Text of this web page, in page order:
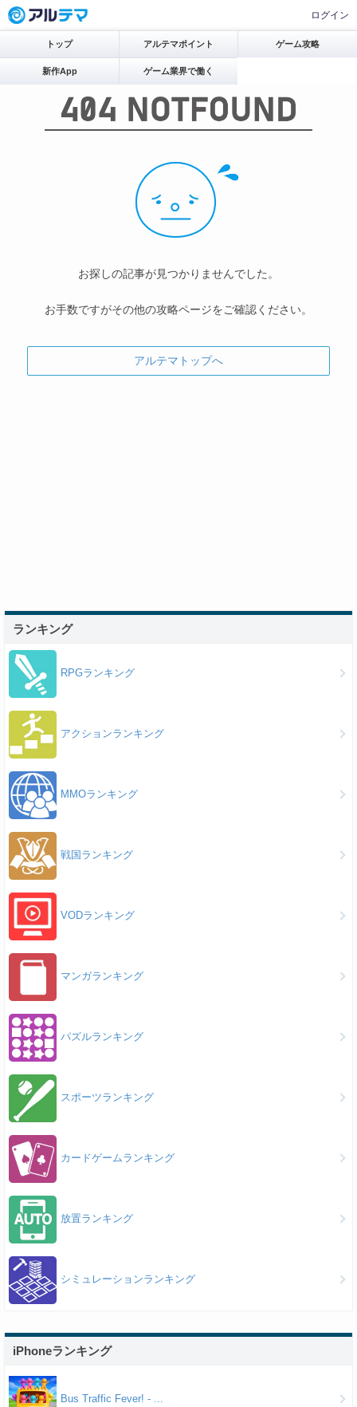
ログイン
トップ アルテマポイント ゲーム攻略
新作App ゲーム業界で働く
お探しの記事が見つかりませんでした。
お手数ですがその他の攻略ページをご確認ください。
アルテマトップへ
ランキング
RPGランキング
アクションランキング
MMOランキング
戦国ランキング
VODランキング
マンガランキング
パズルランキング
スポーツランキング
カードゲームランキング
放置ランキング
シミュレーションランキング
iPhoneランキング
Bus Traffic Fever! - ...